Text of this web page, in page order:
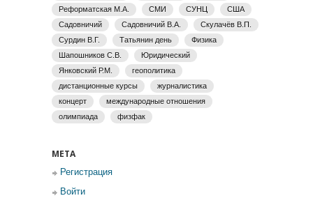
Реформатская М.А.
СМИ СУНЦ
США
Садовничий
Садовничий В.А.
Скулачёв В.П.
Сурдин В.Г.
Татьянин день
Физика
Шапошников С.В.
Юридический
Янковский Р.М.
геополитика
дистанционные курсы
журналистика
концерт
международные отношения
олимпиада
физфак
МЕТА
Регистрация
Войти